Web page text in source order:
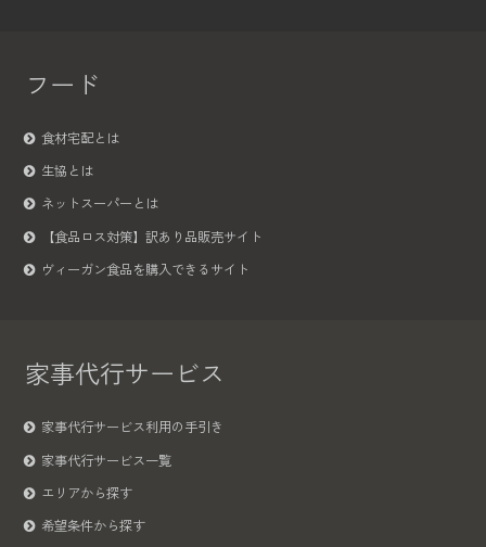
フード
食材宅配とは
生協とは
ネットスーパーとは
【食品ロス対策】訳あり品販売サイト
ヴィーガン食品を購入できるサイト
家事代行サービス
家事代行サービス利用の手引き
家事代行サービス一覧
エリアから探す
希望条件から探す